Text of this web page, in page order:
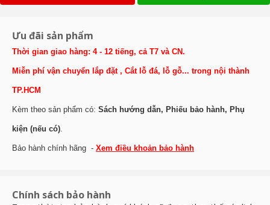
Ưu đãi sản phẩm
Thời gian giao hàng: 4 - 12 tiếng, cả T7 và CN.
Miễn phí vận chuyển lắp đặt , Cắt lỗ đá, lỗ gỗ... trong nội thành
TP.HCM
Kèm theo sản phẩm có: Sách hướng dẫn, Phiếu bảo hành, Phụ
kiện (nếu có).
Bảo hành chính hãng - Xem điều khoản bảo hành
Chính sách bảo hành